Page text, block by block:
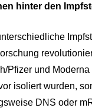
hinter den
Pfizer und
isoliert wurden,
DNS oder